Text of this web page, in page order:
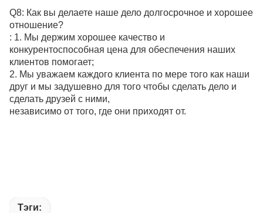
Q8: Как вы делаете наше дело долгосрочное и хорошее
отношение?
: 1. Мы держим хорошее качество и
конкурентоспособная цена для обеспечения наших
клиентов помогает;
2. Мы уважаем каждого клиента по мере того как наши
друг и мы задушевно для того чтобы сделать дело и
сделать друзей с ними,
независимо от того, где они приходят от.
Тэги: